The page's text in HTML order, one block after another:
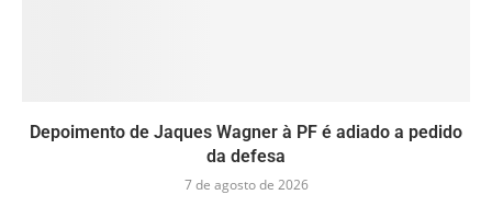
Depoimento de Jaques Wagner à PF é adiado a pedido
da defesa
7 de agosto de 2026